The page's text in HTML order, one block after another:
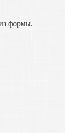
формы.